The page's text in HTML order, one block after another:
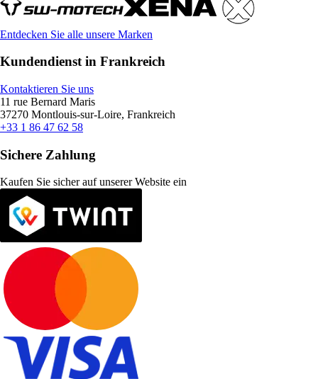
Entdecken Sie alle unsere Marken
Kundendienst in Frankreich
Kontaktieren Sie uns
11 rue Bernard Maris
37270 Montlouis-sur-Loire, Frankreich
+33 1 86 47 62 58
Sichere Zahlung
Kaufen Sie sicher auf unserer Website ein